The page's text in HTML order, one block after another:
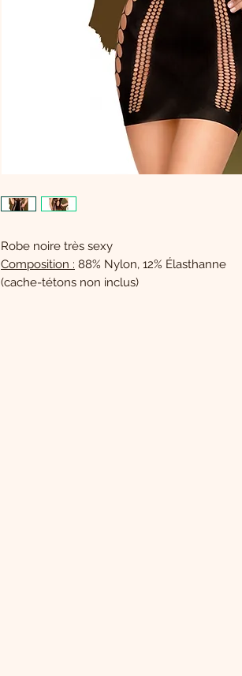
Robe noire très sexy
Composition : 88% Nylon, 12% Élasthanne
(cache-tétons non inclus)